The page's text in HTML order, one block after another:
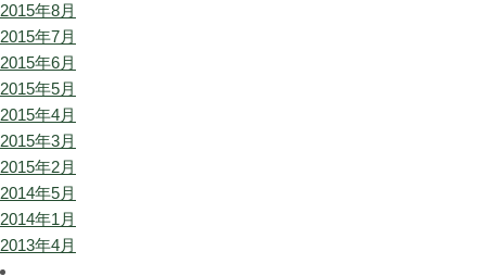
2015年8月
2015年7月
2015年6月
2015年5月
2015年4月
2015年3月
2015年2月
2014年5月
2014年1月
2013年4月